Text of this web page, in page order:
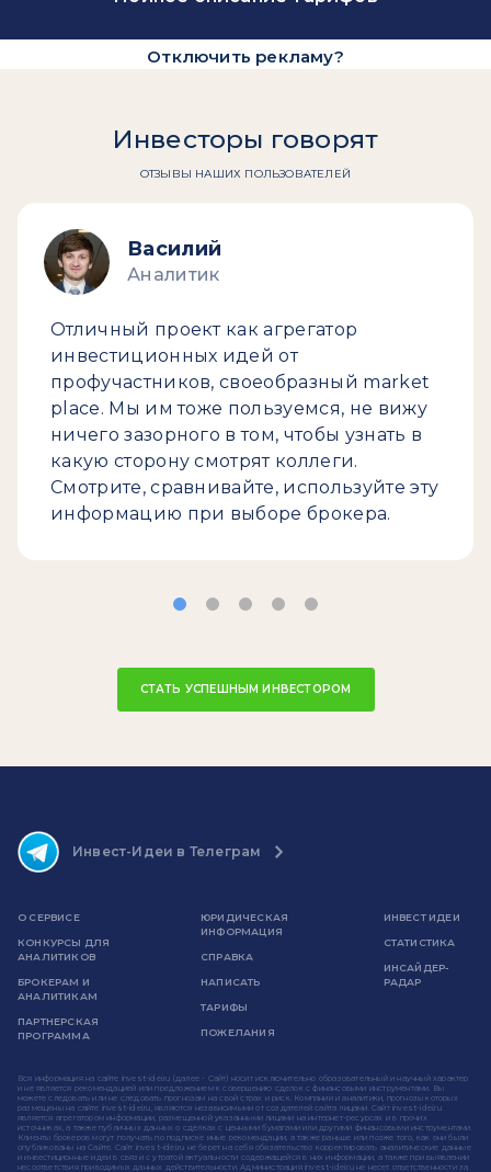
Отключить рекламу?
Инвесторы говорят
ОТЗЫВЫ НАШИХ ПОЛЬЗОВАТЕЛЕЙ
Василий
Аналитик
Отличный проект как агрегатор
инвестиционных идей от
профучастников, своеобразный market
place. Мы им тоже пользуемся, не вижу
ничего зазорного в том, чтобы узнать в
какую сторону смотрят коллеги.
Смотрите, сравнивайте, используйте эту
информацию при выборе брокера.
СТАТЬ УСПЕШНЫМ ИНВЕСТОРОМ
Инвест-Идеи в Телеграм
О СЕРВИСЕ
КОНКУРСЫ ДЛЯ
АНАЛИТИКОВ
БРОКЕРАМ И
АНАЛИТИКАМ
ПАРТНЕРСКАЯ
ПРОГРАММА
ЮРИДИЧЕСКАЯ
ИНФОРМАЦИЯ
СПРАВКА
НАПИСАТЬ
ТАРИФЫ
ПОЖЕЛАНИЯ
ИНВЕСТ ИДЕИ
СТАТИСТИКА
ИНСАЙДЕР-
РАДАР
Вся информация на сайте invest-idei.ru (далее - Сайт) носит исключительно образовательный и научный характер
и не является рекомендацией или предложением к совершению сделок с финансовыми инструментами. Вы
можете следовать или не следовать прогнозам на свой страх и риск. Компании и аналитики, прогнозы которых
размещены на сайте invest-idei.ru, являются независимыми от создателей сайта лицами. Сайт invest-idei.ru
является агрегатором информации, размещенной указанными лицами на интернет-ресурсах и в прочих
источниках, а также публичных данных о сделках с ценными бумагами или другими финансовыми инструментами.
Клиенты брокеров могут получать по подписке иные рекомендации, а также раньше или позже того, как они были
опубликованы на Сайте. Сайт invest-idei.ru не берет на себя обязательство корректировать аналитические данные
и инвестиционные идеи в связи с утратой актуальности содержащейся в них информации, а также при выявлении
несоответствия приводимых данных действительности. Администрация invest-idei.ru не несет ответственности за